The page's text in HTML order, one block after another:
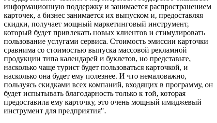
информационную поддержку и занимается распространением
карточек, а бизнес занимается их выпуском и, предоставляя
скидки, получает мощный маркетинговый инструмент,
который будет привлекать новых клиентов и стимулировать
пользование услугами сервиса. Стоимость эмиссии карточки
сравнима со стоимостью выпуска массовой рекламной
продукции типа календарей и буклетов, но представьте,
насколько чаще турист будет пользоваться карточкой, и
насколько она будет ему полезнее. И что немаловажно,
пользуясь скидками всех компаний, входящих в программу, он
будет испытывать благодарность только к той, которая
предоставила ему карточку, это очень мощный имиджевый
инструмент для предприятия".